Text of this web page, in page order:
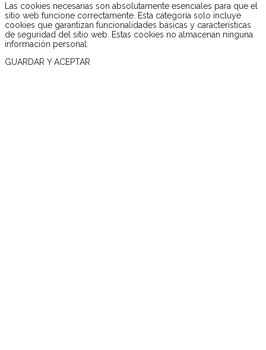
Las cookies necesarias son absolutamente esenciales para que el
sitio web funcione correctamente. Esta categoría solo incluye
cookies que garantizan funcionalidades básicas y características
de seguridad del sitio web. Estas cookies no almacenan ninguna
información personal.
GUARDAR Y ACEPTAR